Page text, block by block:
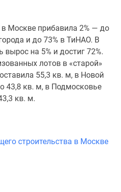
Москве прибавила 2% — до
и до 73% в ТиНАО. В
вырос на 5% и достиг 72%.
лотов в «старой»
55,3 кв. м, в Новой
43,8 кв. м, в Подмосковье
кв. м.
строительства в Москве